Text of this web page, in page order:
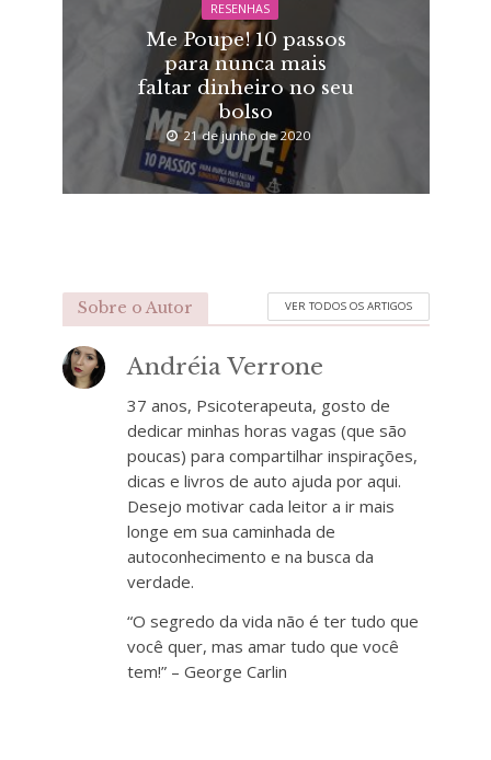
RESENHAS
Me Poupe! 10 passos
para nunca mais
faltar dinheiro no seu
bolso
21 de junho de 2020
Sobre o Autor VER TODOS OS ARTIGOS
Andréia Verrone
37 anos, Psicoterapeuta, gosto de
dedicar minhas horas vagas (que são
poucas) para compartilhar inspirações,
dicas e livros de auto ajuda por aqui.
Desejo motivar cada leitor a ir mais
longe em sua caminhada de
autoconhecimento e na busca da
verdade.
“O segredo da vida não é ter tudo que
você quer, mas amar tudo que você
tem!” – George Carlin